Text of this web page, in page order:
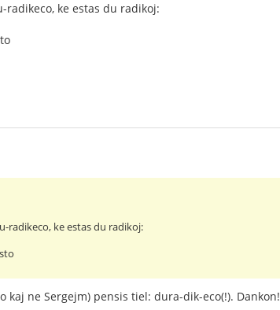
radikeco, ke estas du radikoj:
radikeco, ke estas du radikoj:
kaj ne Sergejm) pensis tiel: dura-dik-eco(!). Dankon!